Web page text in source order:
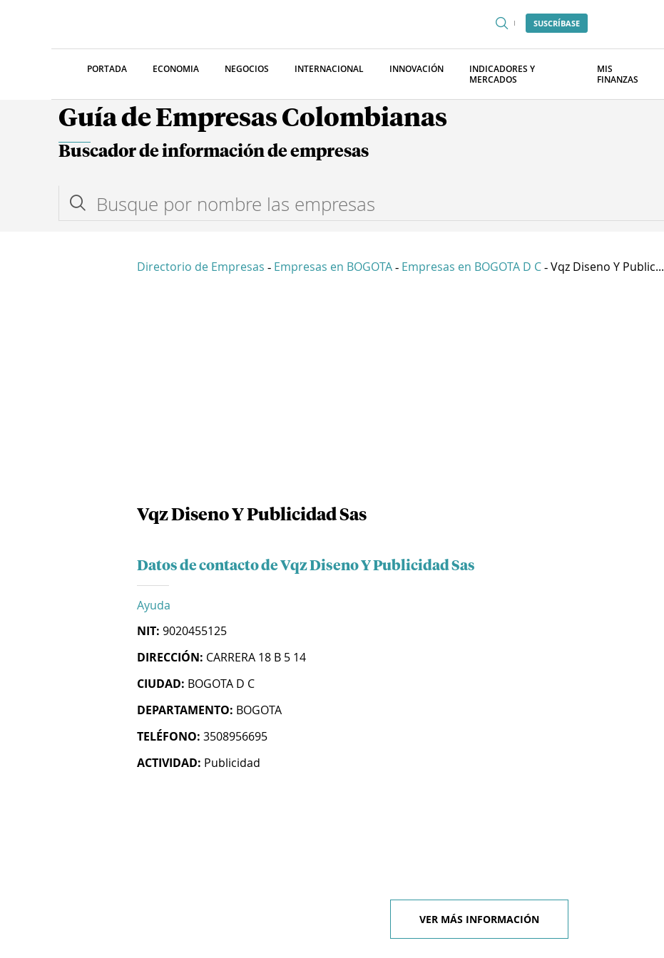
SUSCRÍBASE
PORTADA ECONOMIA NEGOCIOS INTERNACIONAL INNOVACIÓN
INDICADORES Y
MERCADOS
MIS
FINANZAS
Guía de Empresas Colombianas
Buscador de información de empresas
Directorio de Empresas - Empresas en BOGOTA - Empresas en BOGOTA D C - Vqz Diseno Y Public...
Vqz Diseno Y Publicidad Sas
Datos de contacto de Vqz Diseno Y Publicidad Sas
Ayuda
NIT: 9020455125
DIRECCIÓN: CARRERA 18 B 5 14
CIUDAD: BOGOTA D C
DEPARTAMENTO: BOGOTA
TELÉFONO: 3508956695
ACTIVIDAD: Publicidad
VER MÁS INFORMACIÓN